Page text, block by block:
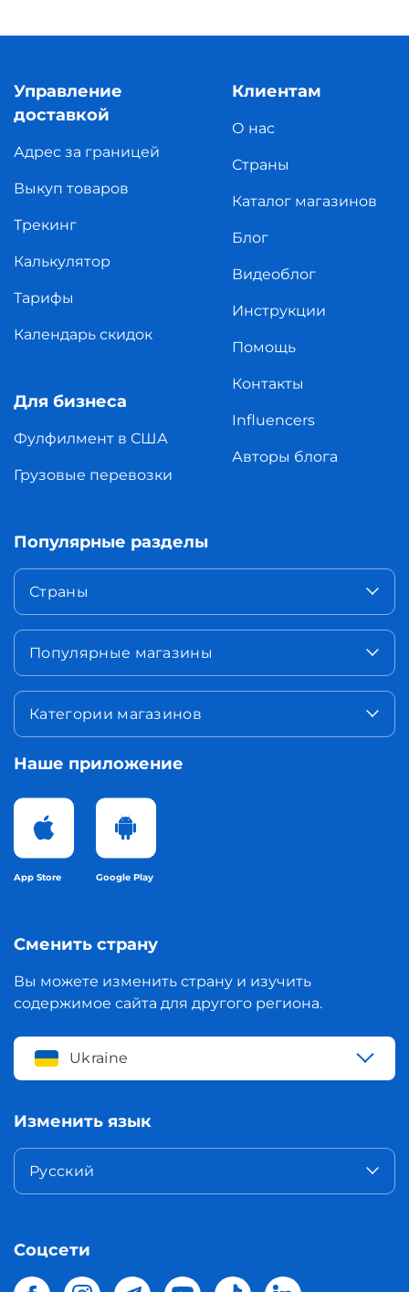
Управление
доставкой
Адрес за границей
Выкуп товаров
Трекинг
Калькулятор
Тарифы
Календарь скидок
Для бизнеса
Фулфилмент в США
Грузовые перевозки
Клиентам
О нас
Страны
Каталог магазинов
Блог
Видеоблог
Инструкции
Помощь
Контакты
Influencers
Авторы блога
Популярные разделы
Страны
Популярные магазины
Категории магазинов
Наше приложение
App Store Google Play
Сменить страну
Вы можете изменить страну и изучить
содержимое сайта для другого региона.
Ukraine
Изменить язык
Русский
Соцсети